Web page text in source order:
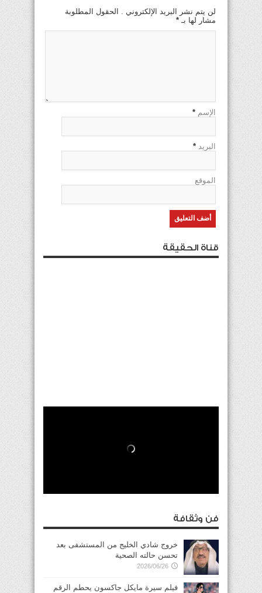
لن يتم نشر البريد الإلكتروني . الحقول المطلوبة
مشار لها بـ *
الإسم *
البريد *
الموقع
قناة الحقيقة
فن وثقافة
خروج شادي الخليج من المستشفى بعد
تحسن حالته الصحية
2026/06/26
فيلم سيرة مايكل جاكسون يحطم الرقم